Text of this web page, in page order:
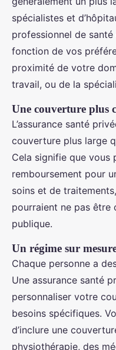
spécialistes et
professionnel de
fonction de vos
proximité de votre
travail, ou de la
Une couverture plus
L’assurance santé
couverture plus large
Cela signifie que vous
remboursement pour
soins et de
pourraient ne pas être
publique.
Un régime sur
Chaque personne a
Une assurance santé
personnaliser votre
besoins spécifiques.
d’inclure une
physiothérapie, des